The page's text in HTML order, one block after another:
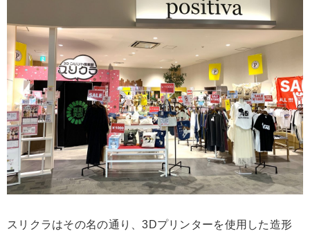
スリクラはその名の通り、3Dプリンターを使用した造形